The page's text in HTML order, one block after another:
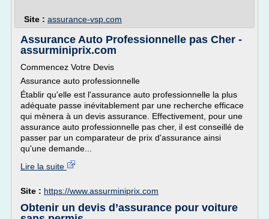
Site : assurance-vsp.com
Assurance Auto Professionnelle pas Cher -
assurminiprix.com
Commencez Votre Devis
Assurance auto professionnelle
Établir qu'elle est l'assurance auto professionnelle la plus
adéquate passe inévitablement par une recherche efficace
qui mènera à un devis assurance. Effectivement, pour une
assurance auto professionnelle pas cher, il est conseillé de
passer par un comparateur de prix d'assurance ainsi
qu'une demande...
Lire la suite
Site : https://www.assurminiprix.com
Obtenir un devis d’assurance pour voiture